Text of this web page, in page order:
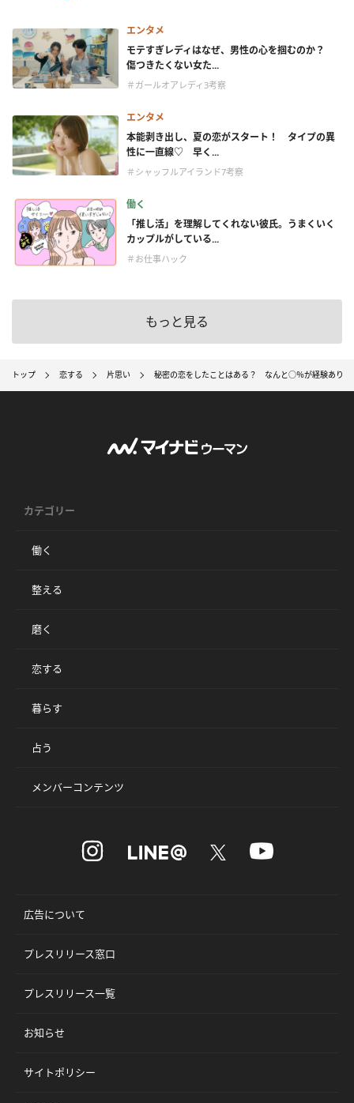
エンタメ
モテすぎレディはなぜ、男性の心を掴むのか？
傷つきたくない女た...
＃ガールオアレディ3考察
エンタメ
本能剥き出し、夏の恋がスタート！ タイプの異
性に一直線♡ 早く...
＃シャッフルアイランド7考察
働く
「推し活」を理解してくれない彼氏。うまくいく
カップルがしている...
＃お仕事ハック
もっと見る
トップ 恋する 片思い 秘密の恋をしたことはある？ なんと○％が経験あり
カテゴリー
働く
整える
磨く
恋する
暮らす
占う
メンバーコンテンツ
広告について
プレスリリース窓口
プレスリリース一覧
お知らせ
サイトポリシー